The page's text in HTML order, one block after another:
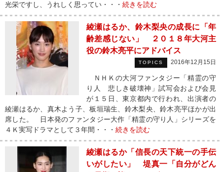
光栄ですし、うれしく思ってい・・・ 続きを読む
綾瀬はるか、鈴木梨央の成長に「年
齢差感じない」 ２０１８年大河主
役の鈴木亮平にアドバイス
TOPICS 2016年12月15日
ＮＨＫの大河ファンタジー「精霊の守
り人 悲しき破壊神」試写会および会見
が１５日、東京都内で行われ、出演者の
綾瀬はるか、真木よう子、板垣瑞生、鈴木梨央、鈴木亮平ほかが出
席した。 日本発のファンタジー大作「精霊の守り人」シリーズを
４Ｋ実写ドラマとして３年間・・・ 続きを読む
綾瀬はるか「信長の天下統一の手伝
いがしたい」 堤真一「自分がどん